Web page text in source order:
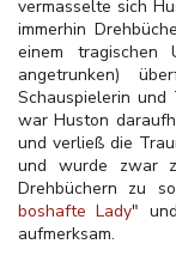
vermasselte sich
immerhin
einem tragischen
angetrunken)
Schauspielerin und
war Huston
und verließ die
und wurde zwar
Drehbüchern zu
boshafte Lady"
aufmerksam.